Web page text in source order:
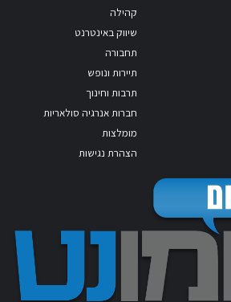
קהילה
שיווק באינטרנט
תחבורה
תיירות ונופש
תרבות וחינוך
חברות אנרגיה סולאריות
מומלצות
הצהרת נגישות